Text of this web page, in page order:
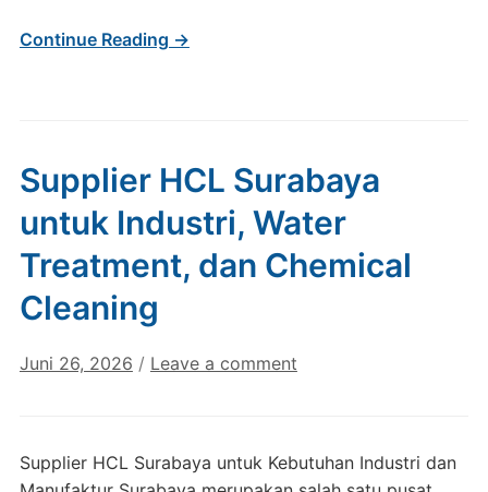
Continue Reading →
Supplier HCL Surabaya
untuk Industri, Water
Treatment, dan Chemical
Cleaning
Juni 26, 2026 / Leave a comment
Supplier HCL Surabaya untuk Kebutuhan Industri dan